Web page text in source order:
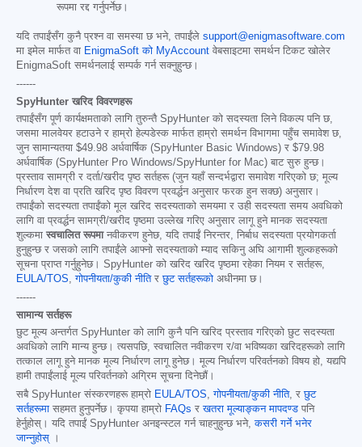
रूपमा रद्द गर्नुपर्नेछ।
यदि तपाईंसँग कुनै प्रश्न वा समस्या छ भने, तपाईंले support@enigmasoftware.com
मा इमेल मार्फत वा EnigmaSoft को MyAccount वेबसाइटमा समर्थन टिकट खोलेर
EnigmaSoft समर्थनलाई सम्पर्क गर्न सक्नुहुन्छ।
------
SpyHunter खरिद विवरणहरू
तपाईंसँग पूर्ण कार्यक्षमताको लागि तुरुन्तै SpyHunter को सदस्यता लिने विकल्प पनि छ,
जसमा मालवेयर हटाउने र हाम्रो हेल्पडेस्क मार्फत हाम्रो समर्थन विभागमा पहुँच समावेश छ,
जुन सामान्यतया $49.98 अर्धवार्षिक (SpyHunter Basic Windows) र $79.98
अर्धवार्षिक (SpyHunter Pro Windows/SpyHunter for Mac) बाट सुरु हुन्छ।
प्रस्ताव सामग्री र दर्ता/खरीद पृष्ठ सर्तहरू (जुन यहाँ सन्दर्भद्वारा समावेश गरिएको छ; मूल्य
निर्धारण देश वा प्रति खरिद पृष्ठ विवरण प्रवर्द्धन अनुसार फरक हुन सक्छ) अनुसार।
तपाईंको सदस्यता तपाईंको मूल खरिद सदस्यताको समयमा र उही सदस्यता समय अवधिको
लागि वा प्रवर्द्धन सामग्री/खरीद पृष्ठमा उल्लेख गरिए अनुसार लागू हुने मानक सदस्यता
शुल्कमा स्वचालित रूपमानवीकरण हुनेछ, यदि तपाईं निरन्तर, निर्बाध सदस्यता प्रयोगकर्ता
हुनुहुन्छ र जसको लागि तपाईंले आफ्नो सदस्यताको म्याद सकिनु अघि आगामी शुल्कहरूको
सूचना प्राप्त गर्नुहुनेछ। SpyHunter को खरिद खरिद पृष्ठमा रहेका नियम र सर्तहरू,
EULA/TOS,गोपनीयता/कुकी नीतिरछुट सर्तहरूको अधीनमा छ।
------
सामान्य सर्तहरू
छुट मूल्य अन्तर्गत SpyHunter को लागि कुनै पनि खरिद प्रस्ताव गरिएको छुट सदस्यता
अवधिको लागि मान्य हुन्छ। त्यसपछि, स्वचालित नवीकरण र/वा भविष्यका खरिदहरूको लागि
तत्काल लागू हुने मानक मूल्य निर्धारण लागू हुनेछ। मूल्य निर्धारण परिवर्तनको विषय हो, यद्यपि
हामी तपाईंलाई मूल्य परिवर्तनको अग्रिम सूचना दिनेछौं।
सबै SpyHunter संस्करणहरू हाम्रो EULA/TOS,गोपनीयता/कुकी नीति, रछुट
सर्तहरूमा सहमत हुनुपर्नेछ। कृपया हाम्रो FAQs रखतरा मूल्याङ्कन मापदण्ड पनि
हेर्नुहोस्। यदि तपाईं SpyHunter अनइन्स्टल गर्न चाहनुहुन्छ भने,कसरी गर्ने भनेर
जान्नुहोस् ।